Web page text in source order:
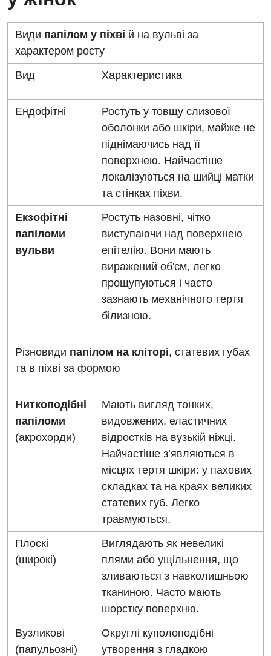
Нейросонографія
Рентгенографія
УЗД
Акушерство і гінекологія
Вакцинація
Відділення інтенсивної терапії
Відділення кардіосудинної патології та неврології
Відділення невідкладних станів
Денний стаціонар
Дієтологія
Ендокринологія
Медична психологія
Неврологія
Онкологічне відділлення
Оториноларингологія
Офтальмологічне відділення
Ендоскопічне відділення
Онкологічне відділлення
Педіатричне відділення
Терапевтичне відділення
Травматологічне відділення
Хірургічне відділення
Швидка медична допомога
Лікування гострого інфаркту
Національний скринінг здоров’я 40+
Російська
Види папілом у піхві й на вульві за
характером росту
Вид
Характеристика
Ендофітні
Ростуть у товщу слизової
оболонки або шкіри, майже не
піднімаючись над її
поверхнею. Найчастіше
локалізуються на шийці матки
та стінках піхви.
Екзофітні
папіломи
вульви
Ростуть назовні, чітко
виступаючи над поверхнею
епітелію. Вони мають
виражений об'єм, легко
прощупуються і часто
зазнають механічного тертя
білизною.
Різновиди папілом на кліторі, статевих губах
та в піхві за формою
Ниткоподібні
папіломи
(акрохорди)
Мають вигляд тонких,
видовжених, еластичних
відростків на вузькій ніжці.
Найчастіше з’являються в
місцях тертя шкіри: у пахових
складках та на краях великих
статевих губ. Легко
травмуються.
Плоскі
(широкі)
Виглядають як невеликі
плями або ущільнення, що
зливаються з навколишньою
тканиною. Часто мають
шорстку поверхню.
Вузликові
(папульозні)
Округлі куполоподібні
утворення з гладкою